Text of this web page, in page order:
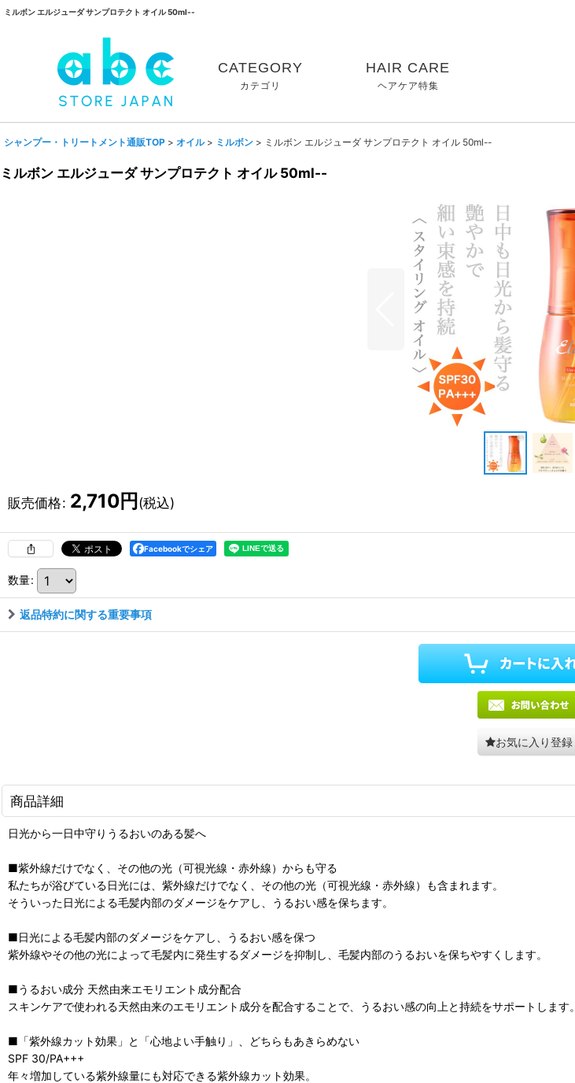
ミルボン エルジューダ サンプロテクト オイル 50ml--
CATEGORY
カテゴリ
HAIR CARE
ヘアケア特集
シャンプー・トリートメント通販TOP > オイル > ミルボン > ミルボン エルジューダ サンプロテクト オイル 50ml--
ミルボン エルジューダ サンプロテクト オイル 50ml--
販売価格: 2,710円 (税込)
Facebookでシェア
数量:
返品特約に関する重要事項
お気に入り登録
商品詳細
日光から一日中守りうるおいのある髪へ
■紫外線だけでなく、その他の光（可視光線・赤外線）からも守る
私たちが浴びている日光には、紫外線だけでなく、その他の光（可視光線・赤外線）も含まれます。
そういった日光による毛髪内部のダメージをケアし、うるおい感を保ちます。
■日光による毛髪内部のダメージをケアし、うるおい感を保つ
紫外線やその他の光によって毛髪内に発生するダメージを抑制し、毛髪内部のうるおいを保ちやすくします。
■うるおい成分 天然由来エモリエント成分配合
スキンケアで使われる天然由来のエモリエント成分を配合することで、うるおい感の向上と持続をサポートします。
■「紫外線カット効果」と「心地よい手触り」、どちらもあきらめない
SPF 30/PA+++
年々増加している紫外線量にも対応できる紫外線カット効果。